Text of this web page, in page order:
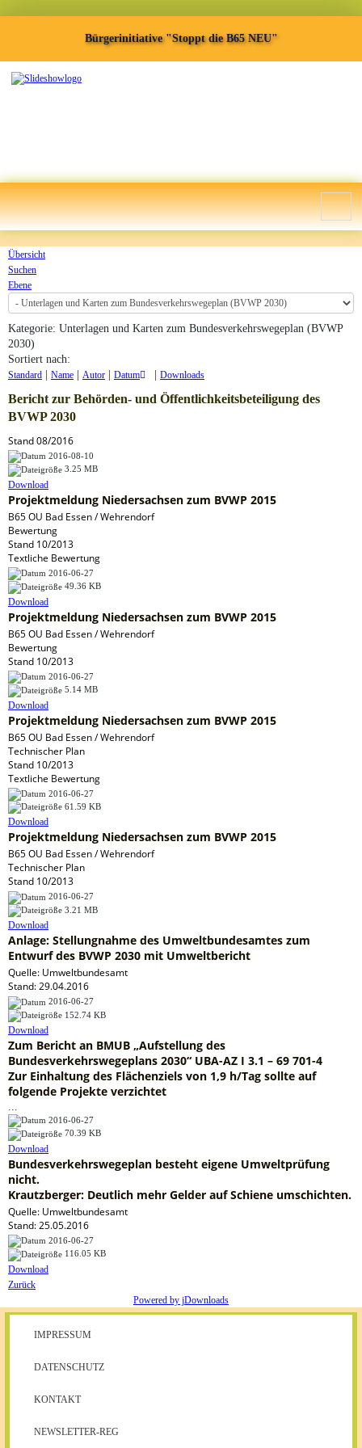
Bürgerinitiative "Stoppt die B65 NEU"
Übersicht
Suchen
Ebene
Kategorie: Unterlagen und Karten zum Bundesverkehrswegeplan (BVWP
2030)
Sortiert nach:
Standard Name Autor Datum Downloads
Bericht zur Behörden- und Öffentlichkeitsbeteiligung des
BVWP 2030
Stand 08/2016
2016-08-10
3.25 MB
Download
Projektmeldung Niedersachsen zum BVWP 2015
B65 OU Bad Essen / Wehrendorf
Bewertung
Stand 10/2013
Textliche Bewertung
2016-06-27
49.36 KB
Download
Projektmeldung Niedersachsen zum BVWP 2015
B65 OU Bad Essen / Wehrendorf
Bewertung
Stand 10/2013
2016-06-27
5.14 MB
Download
Projektmeldung Niedersachsen zum BVWP 2015
B65 OU Bad Essen / Wehrendorf
Technischer Plan
Stand 10/2013
Textliche Bewertung
2016-06-27
61.59 KB
Download
Projektmeldung Niedersachsen zum BVWP 2015
B65 OU Bad Essen / Wehrendorf
Technischer Plan
Stand 10/2013
2016-06-27
3.21 MB
Download
Anlage: Stellungnahme des Umweltbundesamtes zum
Entwurf des BVWP 2030 mit Umweltbericht
Quelle: Umweltbundesamt
Stand: 29.04.2016
2016-06-27
152.74 KB
Download
Zum Bericht an BMUB „Aufstellung des
Bundesverkehrswegeplans 2030“ UBA-AZ I 3.1 – 69 701-4
Zur Einhaltung des Flächenziels von 1,9 h/Tag sollte auf
folgende Projekte verzichtet
...
2016-06-27
70.39 KB
Download
Bundesverkehrswegeplan besteht eigene Umweltprüfung
nicht.
Krautzberger: Deutlich mehr Gelder auf Schiene umschichten.
Quelle: Umweltbundesamt
Stand: 25.05.2016
2016-06-27
116.05 KB
Download
Zurück
Powered by jDownloads
IMPRESSUM
DATENSCHUTZ
KONTAKT
NEWSLETTER-REG